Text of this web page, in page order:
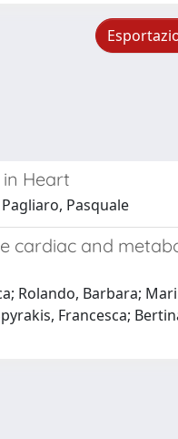
Heart
Pasquale
cardiac and
Rolando, Barbara;
Francesca;